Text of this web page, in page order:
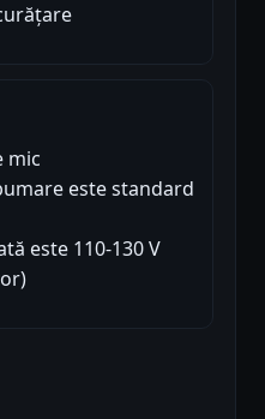
mic
este standard
este 110-130 V